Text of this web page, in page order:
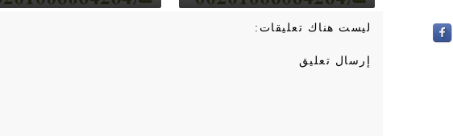
ليست هناك تعليقات:
إرسال تعليق